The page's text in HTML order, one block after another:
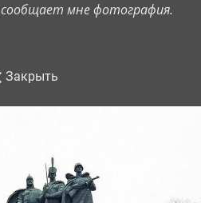
сообщает мне фотография.
Закрыть